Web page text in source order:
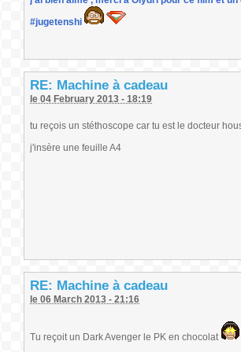
#jugetenshi
RE: Machine à cadeau
le 04 February 2013 - 18:19
tu reçois un stéthoscope car tu est le docteur
j'insère une feuille A4
RE: Machine à cadeau
le 06 March 2013 - 21:16
Tu reçoit un Dark Avenger le PK en chocolat